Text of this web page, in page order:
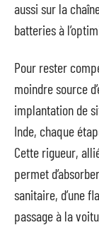
aussi sur la
batteries à
Pour rester
moindre source
implantation de
Inde, chaque
Cette rigueur,
permet
sanitaire, d’une
passage à la